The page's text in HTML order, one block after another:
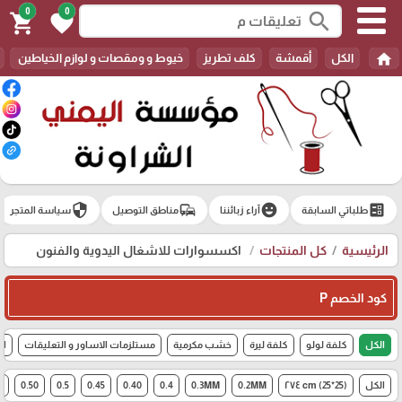
search
0
favorite
0
shopping_cart
home الكل أقمشة كلف تطريز خيوط و ومقصات و لوازم الخياطين
ballotطلباتي السابقة emoji_emotionsآراء زبائننا commuteمناطق التوصيل securityسياسة المتجر
الرئيسية كل المنتجات اكسسوارات للاشغال اليدوية والفنون
كود الخصم P
الكل كلفة لولو كلفة ليرة خشب مكرمية مستلزمات الاساور و التعليقات
الكل (25*25) cm ٢٧٤ 0.2MM
0.3MM
0.4
0.40
0.45
0.5
0.50